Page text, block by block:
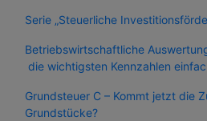
Serie „Steuerliche
Betriebswirtschaftliche
die wichtigsten Kennzahlen
Grundsteuer C – Kommt jetzt die
Grundstücke?